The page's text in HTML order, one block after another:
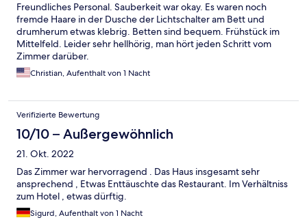
Freundliches Personal. Sauberkeit war okay. Es waren noch
fremde Haare in der Dusche der Lichtschalter am Bett und
drumherum etwas klebrig. Betten sind bequem. Frühstück im
Mittelfeld. Leider sehr hellhörig, man hört jeden Schritt vom
Zimmer darüber.
Christian, Aufenthalt von 1 Nacht
Verifizierte Bewertung
10/10 – Außergewöhnlich
21. Okt. 2022
Das Zimmer war hervorragend . Das Haus insgesamt sehr
ansprechend , Etwas Enttäuschte das Restaurant. Im Verhältniss
zum Hotel , etwas dürftig.
Sigurd, Aufenthalt von 1 Nacht